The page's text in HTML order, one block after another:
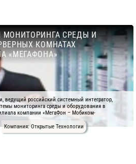
МОНИТОРИНГА СРЕДЫ И
КОМНАТАХ
«МЕГАФОНА»
ведущий российский системный интегратор,
мониторинга среды и оборудования в
компании «МегаФон – Мобиком-
Компания: Открытые Технологии